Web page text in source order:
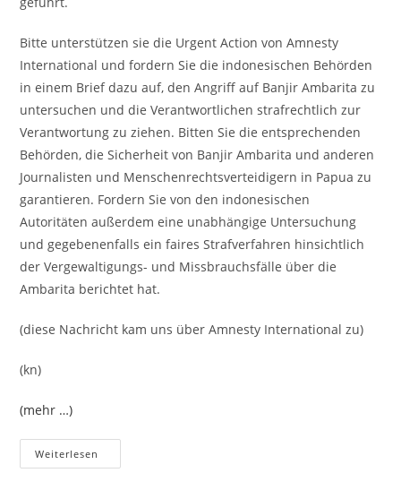
Bitte unterstützen sie die Urgent Action von Amnesty
International und fordern Sie die indonesischen Behörden
in einem Brief dazu auf, den Angriff auf Banjir Ambarita zu
untersuchen und die Verantwortlichen strafrechtlich zur
Verantwortung zu ziehen. Bitten Sie die entsprechenden
Behörden, die Sicherheit von Banjir Ambarita und anderen
Journalisten und Menschenrechtsverteidigern in Papua zu
garantieren. Fordern Sie von den indonesischen
Autoritäten außerdem eine unabhängige Untersuchung
und gegebenenfalls ein faires Strafverfahren hinsichtlich
der Vergewaltigungs- und Missbrauchsfälle über die
Ambarita berichtet hat.
(diese Nachricht kam uns über Amnesty International zu)
(kn)
(mehr …)
Weiterlesen